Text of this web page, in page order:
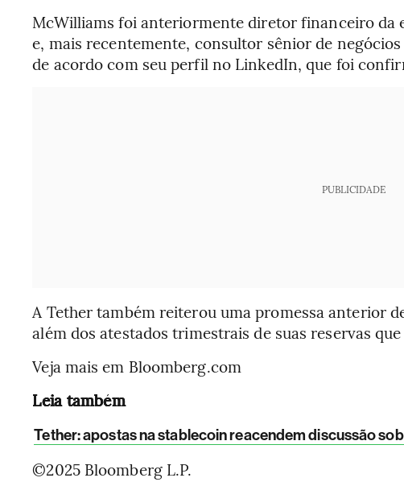
McWilliams foi anteriormente diretor financeiro da
e, mais recentemente, consultor sênior de
de acordo com seu perfil no LinkedIn, que foi
PUBLICIDADE
A Tether também reiterou uma promessa anterior
além dos atestados trimestrais de suas reservas
Veja mais em Bloomberg.com
Leia também
Tether: apostas na stablecoin reacendem discussão
©2025 Bloomberg L.P.